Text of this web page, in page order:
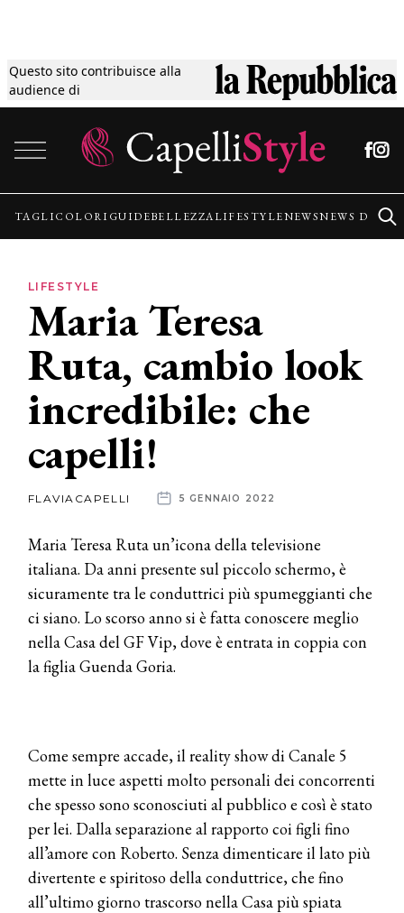
Questo sito contribuisce alla
audience di
Tagli
Colori
Guide
Lifestyle
News
News
dalle
TAGLICOLORI GUIDEBELLEZZALIFESTYLENEWSNEWS
LIFESTYLE
Maria Teresa
Ruta, cambio look
incredibile: che
capelli!
FLAVIACAPELLI 5 GENNAIO 2022
Maria Teresa Ruta un’icona della televisione
italiana. Da anni presente sul piccolo schermo, è
sicuramente tra le conduttrici più spumeggianti che
ci siano. Lo scorso anno si è fatta conoscere meglio
nella Casa del GF Vip, dove è entrata in coppia con
la figlia Guenda Goria.
Come sempre accade, il reality show di Canale 5
mette in luce aspetti molto personali dei concorrenti
che spesso sono sconosciuti al pubblico e così è stato
per lei. Dalla separazione al rapporto coi figli fino
all’amore con Roberto. Senza dimenticare il lato più
divertente e spiritoso della conduttrice, che fino
all’ultimo giorno trascorso nella Casa più spiata